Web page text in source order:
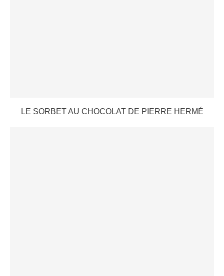
LE SORBET AU CHOCOLAT DE PIERRE HERMÉ